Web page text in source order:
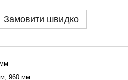
Замовити швидко
960 мм